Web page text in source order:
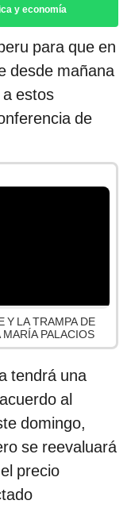
y economía
para que en
desde mañana
estos
de
Y LA TRAMPA DE
PALACIOS
tendrá una
al
domingo,
se reevaluará
precio